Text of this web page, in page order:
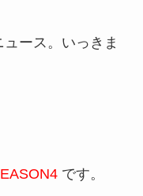
ース。いっきま
です。